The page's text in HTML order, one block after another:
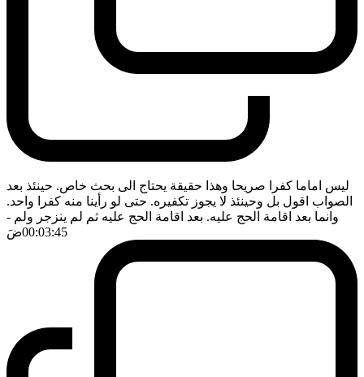
ليس اماما كفرا صريحا وهذا حقيقة يحتاج الى بحث خاص. حينئذ بعد
الصواب اقول بل وحينئذ لا يجوز تكفيره. حتى لو رأينا منه كفرا واحد.
وانما بعد اقامة الحج عليه. بعد اقامة الحج عليه ثم لم ينزجر ولم -
00:03:45ضَ